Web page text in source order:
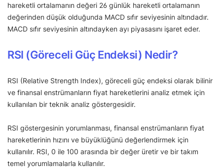
hareketli ortalamanın değeri 26 günlük hareketli ortalamanın
değerinden düşük olduğunda MACD sıfır seviyesinin altındadır.
MACD sıfır seviyesinin altındayken ayı piyasasını işaret eder.
RSI (Göreceli Güç Endeksi) Nedir?
RSI (Relative Strength Index), göreceli güç endeksi olarak bilinir
ve finansal enstrümanların fiyat hareketlerini analiz etmek için
kullanılan bir teknik analiz göstergesidir.
RSI göstergesinin yorumlanması, finansal enstrümanların fiyat
hareketlerinin hızını ve büyüklüğünü değerlendirmek için
kullanılır. RSI, 0 ile 100 arasında bir değer üretir ve bir takım
temel yorumlamalarla kullanılır.